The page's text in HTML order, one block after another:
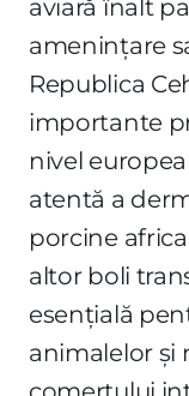
aviară înalt
amenințare
Republica
importante
nivel
atentă a
porcine
altor boli
esențială
animalelor și